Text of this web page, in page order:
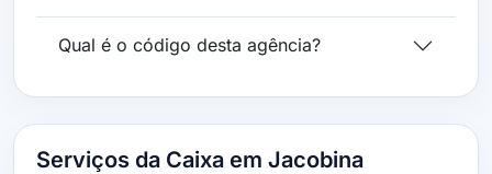
Qual é o código desta agência?
Serviços da Caixa em Jacobina